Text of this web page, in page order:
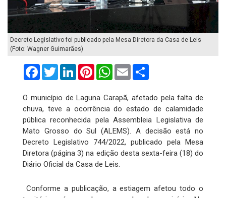
Decreto Legislativo foi publicado pela Mesa Diretora da Casa de Leis
(Foto: Wagner Guimarães)
FacebookTwitterLinkedInPinterestWhatsApp
Email
O município de Laguna Carapã, afetado pela falta de
chuva, teve a ocorrência do estado de calamidade
pública reconhecida pela Assembleia Legislativa de
Mato Grosso do Sul (ALEMS). A decisão está no
Decreto Legislativo 744/2022, publicado pela Mesa
Diretora (página 3) na edição desta sexta-feira (18) do
Diário Oficial da Casa de Leis.
Conforme a publicação, a estiagem afetou todo o